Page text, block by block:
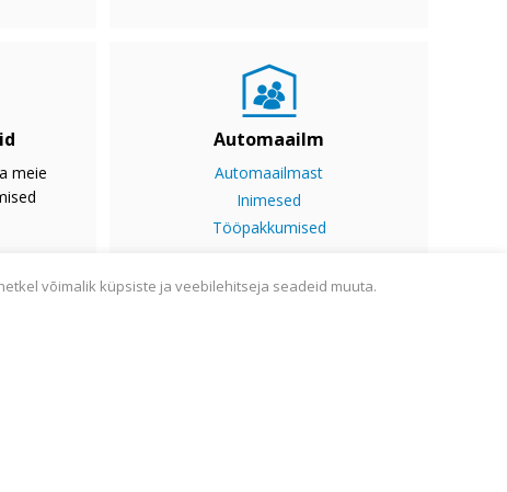
meie
Automaailm
Automaailmast
Inimesed
Tööpakkumised
võimalik küpsiste ja veebilehitseja seadeid muuta.